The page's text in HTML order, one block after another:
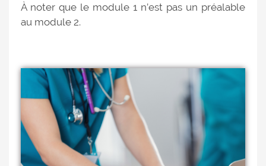
À noter que le module 1 n’est pas un préalable
au module 2.